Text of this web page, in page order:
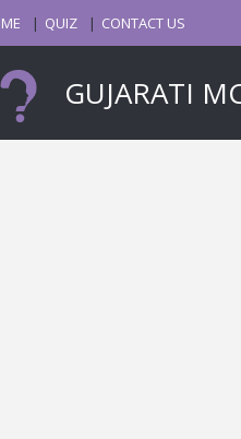
QUIZ CONTACT US
GUJARATI